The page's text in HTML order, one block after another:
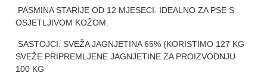
PASMINA STARIJE OD 12 MJESECI. IDEALNO ZA PSE S
OSJETLJIVOM KOŽOM.
SASTOJCI: SVEŽA JAGNJETINA 65% (KORISTIMO 127 KG
SVEŽE PRIPREMLJENE JAGNJETINE ZA PROIZVODNJU
100 KG